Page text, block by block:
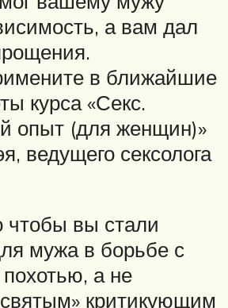
а вам дал
в ближайшие
курса «Секс.
опыт (для женщин)»
ведущего сексолога
чтобы вы стали
мужа в борьбе с
а не
критикующим